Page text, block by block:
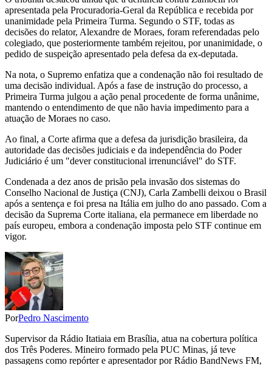
apresentada pela Procuradoria-Geral da República e recebida por
unanimidade pela Primeira Turma. Segundo o STF, todas as
decisões do relator, Alexandre de Moraes, foram referendadas pelo
colegiado, que posteriormente também rejeitou, por unanimidade, o
pedido de suspeição apresentado pela defesa da ex-deputada.
Na nota, o Supremo enfatiza que a condenação não foi resultado de
uma decisão individual. Após a fase de instrução do processo, a
Primeira Turma julgou a ação penal procedente de forma unânime,
mantendo o entendimento de que não havia impedimento para a
atuação de Moraes no caso.
Ao final, a Corte afirma que a defesa da jurisdição brasileira, da
autoridade das decisões judiciais e da independência do Poder
Judiciário é um "dever constitucional irrenunciável" do STF.
Condenada a dez anos de prisão pela invasão dos sistemas do
Conselho Nacional de Justiça (CNJ), Carla Zambelli deixou o Brasil
após a sentença e foi presa na Itália em julho do ano passado. Com a
decisão da Suprema Corte italiana, ela permanece em liberdade no
país europeu, embora a condenação imposta pelo STF continue em
vigor.
PorPedro Nascimento
Supervisor da Rádio Itatiaia em Brasília, atua na cobertura política
dos Três Poderes. Mineiro formado pela PUC Minas, já teve
passagens como repórter e apresentador por Rádio BandNews FM,